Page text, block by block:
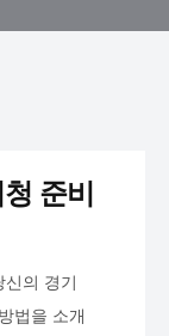
준비
의 경기
법을 소개